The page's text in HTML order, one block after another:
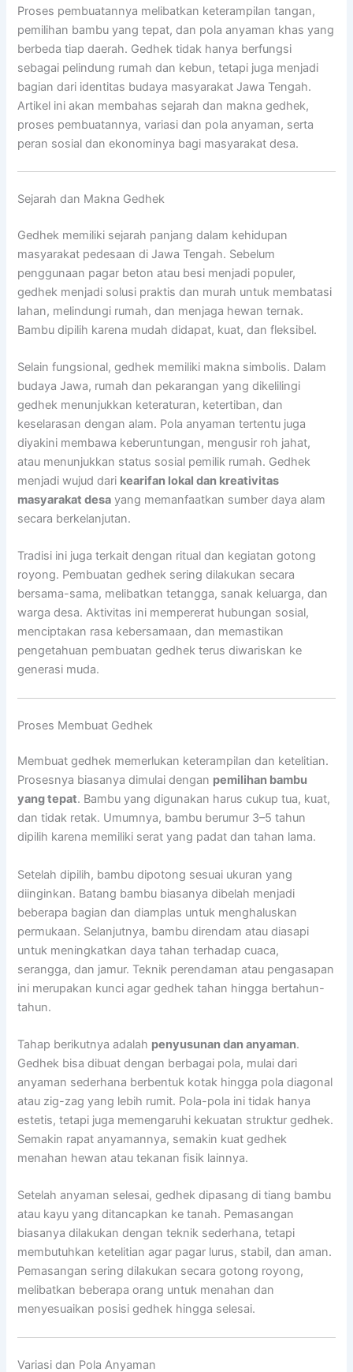
Proses pembuatannya melibatkan keterampilan tangan,
pemilihan bambu yang tepat, dan pola anyaman khas yang
berbeda tiap daerah. Gedhek tidak hanya berfungsi
sebagai pelindung rumah dan kebun, tetapi juga menjadi
bagian dari identitas budaya masyarakat Jawa Tengah.
Artikel ini akan membahas sejarah dan makna gedhek,
proses pembuatannya, variasi dan pola anyaman, serta
peran sosial dan ekonominya bagi masyarakat desa.
Sejarah dan Makna Gedhek
Gedhek memiliki sejarah panjang dalam kehidupan
masyarakat pedesaan di Jawa Tengah. Sebelum
penggunaan pagar beton atau besi menjadi populer,
gedhek menjadi solusi praktis dan murah untuk membatasi
lahan, melindungi rumah, dan menjaga hewan ternak.
Bambu dipilih karena mudah didapat, kuat, dan fleksibel.
Selain fungsional, gedhek memiliki makna simbolis. Dalam
budaya Jawa, rumah dan pekarangan yang dikelilingi
gedhek menunjukkan keteraturan, ketertiban, dan
keselarasan dengan alam. Pola anyaman tertentu juga
diyakini membawa keberuntungan, mengusir roh jahat,
atau menunjukkan status sosial pemilik rumah. Gedhek
menjadi wujud dari kearifan lokal dan kreativitas
masyarakat desa yang memanfaatkan sumber daya alam
secara berkelanjutan.
Tradisi ini juga terkait dengan ritual dan kegiatan gotong
royong. Pembuatan gedhek sering dilakukan secara
bersama-sama, melibatkan tetangga, sanak keluarga, dan
warga desa. Aktivitas ini mempererat hubungan sosial,
menciptakan rasa kebersamaan, dan memastikan
pengetahuan pembuatan gedhek terus diwariskan ke
generasi muda.
Proses Membuat Gedhek
Membuat gedhek memerlukan keterampilan dan ketelitian.
Prosesnya biasanya dimulai dengan pemilihan bambu
yang tepat. Bambu yang digunakan harus cukup tua, kuat,
dan tidak retak. Umumnya, bambu berumur 3–5 tahun
dipilih karena memiliki serat yang padat dan tahan lama.
Setelah dipilih, bambu dipotong sesuai ukuran yang
diinginkan. Batang bambu biasanya dibelah menjadi
beberapa bagian dan diamplas untuk menghaluskan
permukaan. Selanjutnya, bambu direndam atau diasapi
untuk meningkatkan daya tahan terhadap cuaca,
serangga, dan jamur. Teknik perendaman atau pengasapan
ini merupakan kunci agar gedhek tahan hingga bertahun-
tahun.
Tahap berikutnya adalah penyusunan dan anyaman.
Gedhek bisa dibuat dengan berbagai pola, mulai dari
anyaman sederhana berbentuk kotak hingga pola diagonal
atau zig-zag yang lebih rumit. Pola-pola ini tidak hanya
estetis, tetapi juga memengaruhi kekuatan struktur gedhek.
Semakin rapat anyamannya, semakin kuat gedhek
menahan hewan atau tekanan fisik lainnya.
Setelah anyaman selesai, gedhek dipasang di tiang bambu
atau kayu yang ditancapkan ke tanah. Pemasangan
biasanya dilakukan dengan teknik sederhana, tetapi
membutuhkan ketelitian agar pagar lurus, stabil, dan aman.
Pemasangan sering dilakukan secara gotong royong,
melibatkan beberapa orang untuk menahan dan
menyesuaikan posisi gedhek hingga selesai.
Variasi dan Pola Anyaman